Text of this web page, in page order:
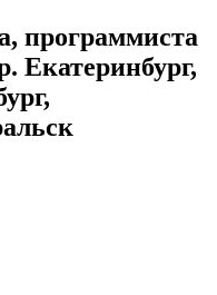
программиста
Екатеринбург,